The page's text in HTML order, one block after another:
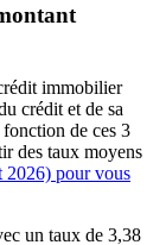
immobilier
crédit et de sa
de ces 3
des taux moyens
2026) pour vous
un taux de 3,38